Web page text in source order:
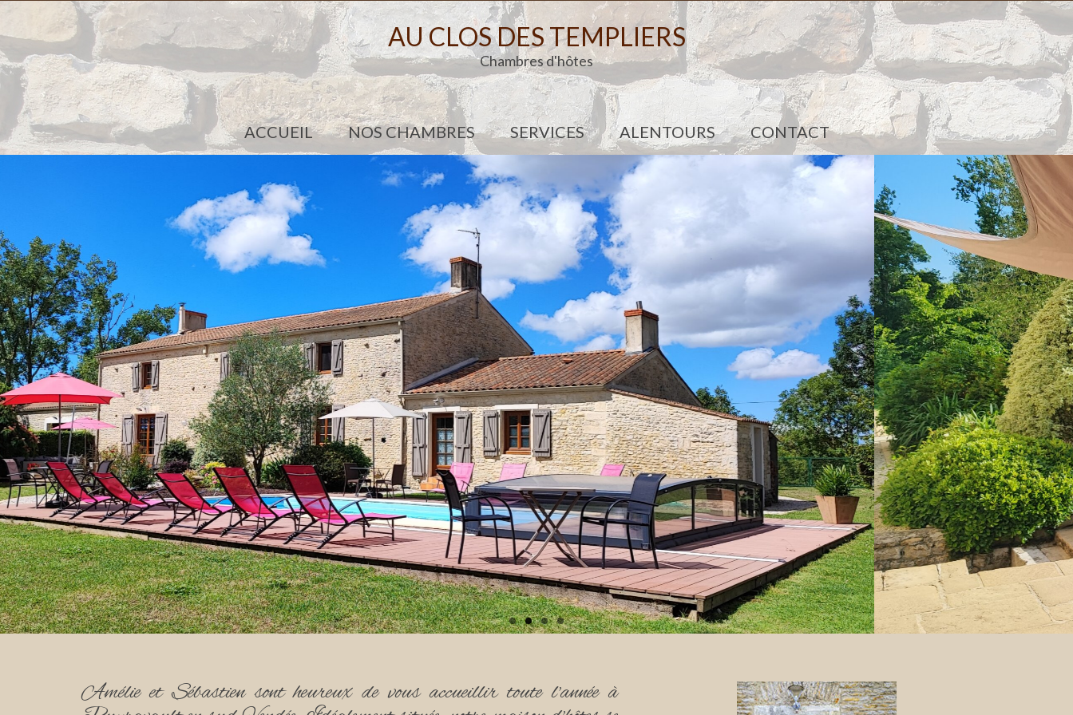
AU CLOS DES TEMPLIERS
Chambres d'hôtes
ACCUEIL NOS CHAMBRES SERVICES ALENTOURS CONTACT
Amélie et Sébastien sont heureux de vous accueillir toute l'année à